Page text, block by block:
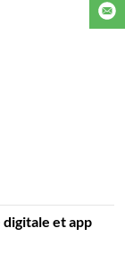
et app